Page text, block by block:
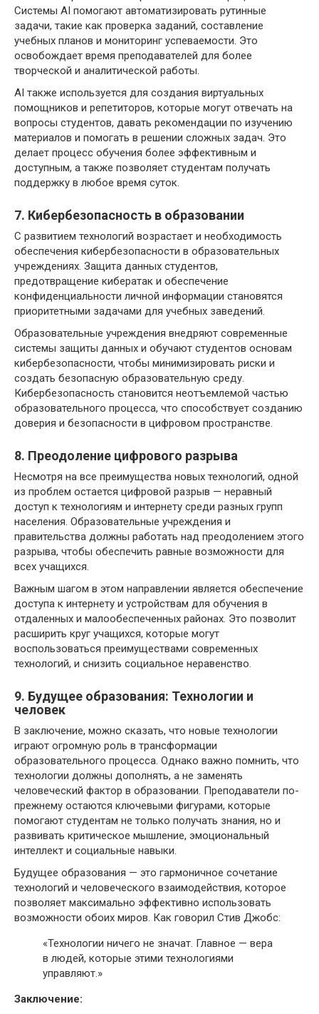
Системы AI помогают автоматизировать рутинные
задачи, такие как проверка заданий, составление
учебных планов и мониторинг успеваемости. Это
освобождает время преподавателей для более
творческой и аналитической работы.
AI также используется для создания виртуальных
помощников и репетиторов, которые могут отвечать на
вопросы студентов, давать рекомендации по изучению
материалов и помогать в решении сложных задач. Это
делает процесс обучения более эффективным и
доступным, а также позволяет студентам получать
поддержку в любое время суток.
7. Кибербезопасность в образовании
С развитием технологий возрастает и необходимость
обеспечения кибербезопасности в образовательных
учреждениях. Защита данных студентов,
предотвращение кибератак и обеспечение
конфиденциальности личной информации становятся
приоритетными задачами для учебных заведений.
Образовательные учреждения внедряют современные
системы защиты данных и обучают студентов основам
кибербезопасности, чтобы минимизировать риски и
создать безопасную образовательную среду.
Кибербезопасность становится неотъемлемой частью
образовательного процесса, что способствует созданию
доверия и безопасности в цифровом пространстве.
8. Преодоление цифрового разрыва
Несмотря на все преимущества новых технологий, одной
из проблем остается цифровой разрыв — неравный
доступ к технологиям и интернету среди разных групп
населения. Образовательные учреждения и
правительства должны работать над преодолением этого
разрыва, чтобы обеспечить равные возможности для
всех учащихся.
Важным шагом в этом направлении является обеспечение
доступа к интернету и устройствам для обучения в
отдаленных и малообеспеченных районах. Это позволит
расширить круг учащихся, которые могут
воспользоваться преимуществами современных
технологий, и снизить социальное неравенство.
9. Будущее образования: Технологии и
человек
В заключение, можно сказать, что новые технологии
играют огромную роль в трансформации
образовательного процесса. Однако важно помнить, что
технологии должны дополнять, а не заменять
человеческий фактор в образовании. Преподаватели по-
прежнему остаются ключевыми фигурами, которые
помогают студентам не только получать знания, но и
развивать критическое мышление, эмоциональный
интеллект и социальные навыки.
Будущее образования — это гармоничное сочетание
технологий и человеческого взаимодействия, которое
позволяет максимально эффективно использовать
возможности обоих миров. Как говорил Стив Джобс:
«Технологии ничего не значат. Главное — вера
в людей, которые этими технологиями
управляют.»
Заключение: